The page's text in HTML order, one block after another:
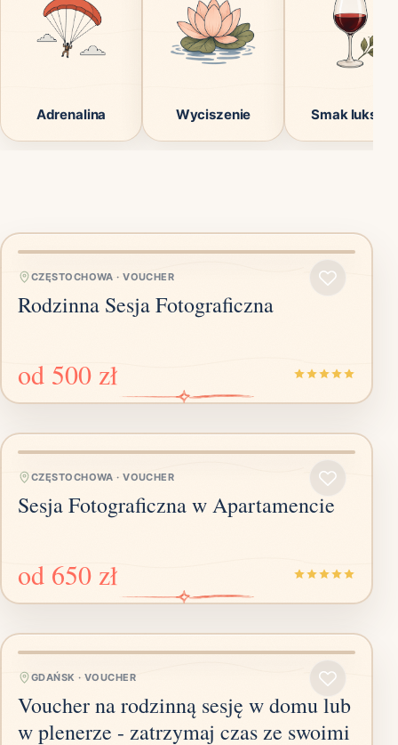
Adrenalina Wyciszenie Smak
CZĘSTOCHOWA ·VOUCHER
Rodzinna Sesja Fotograficzna
od 500 zł
CZĘSTOCHOWA ·VOUCHER
Sesja Fotograficzna w Apartamencie
od 650 zł
GDAŃSK · VOUCHER
Voucher na rodzinną sesję w domu lub
w plenerze - zatrzymaj czas ze swoimi